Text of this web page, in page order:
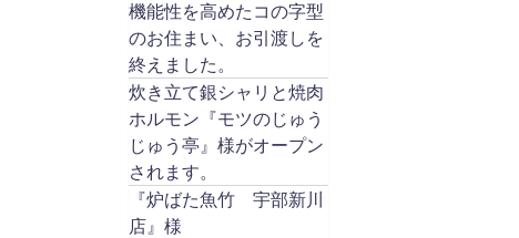
機能性を高めたコの字型
のお住まい、お引渡しを
終えました。
炊き立て銀シャリと焼肉
ホルモン『モツのじゅう
じゅう亭』様がオープン
されます。
『炉ばた魚竹 宇部新川
店』様